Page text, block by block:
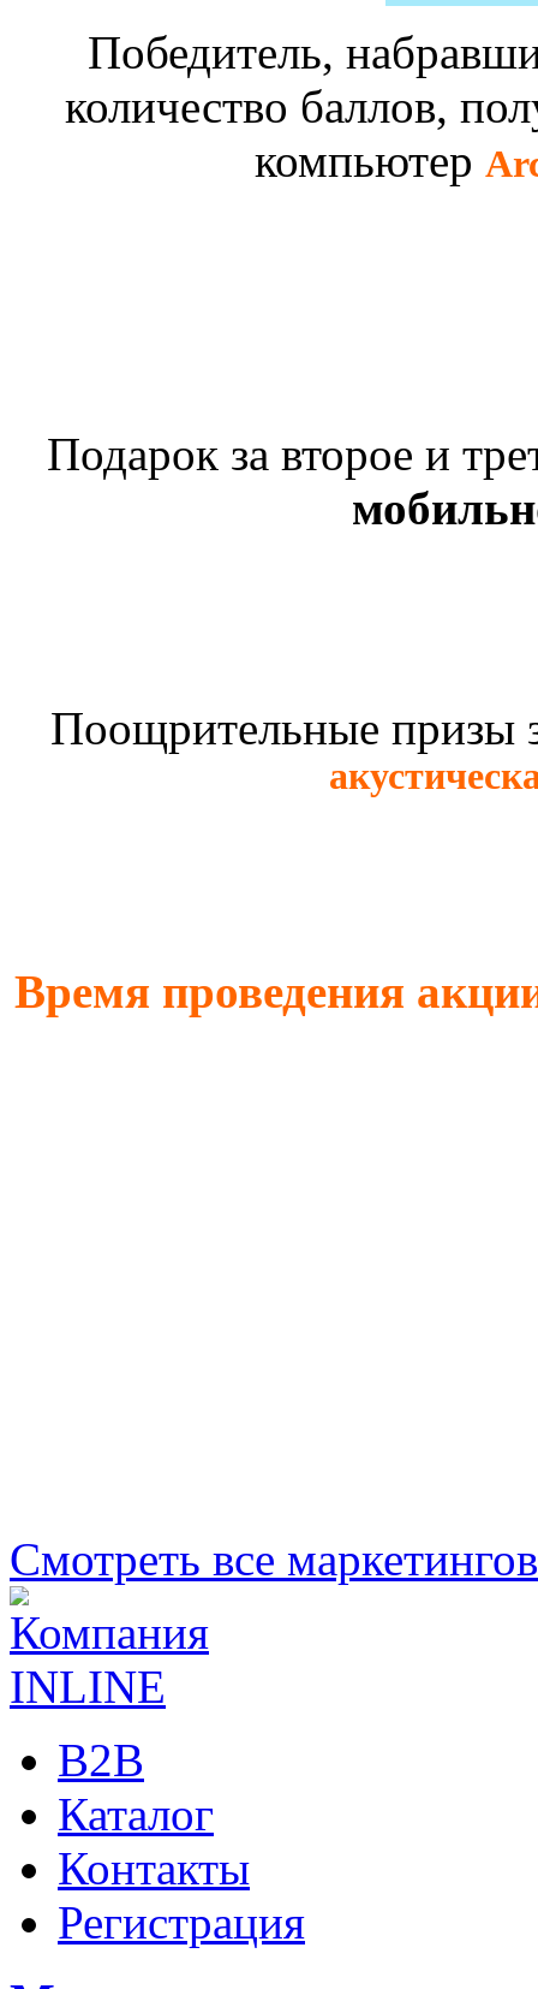
Победитель,
количество баллов,
компьютер
Подарок за второе и
Поощрительные призы
Время проведения
Смотреть все
B2B
Каталог
Контакты
Регистрация